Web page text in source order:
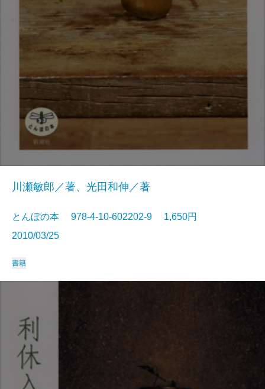
川瀬敏郎／著、光田和伸／著
とんぼの本 978-4-10-602202-9 1,650円
2010/03/25
書籍